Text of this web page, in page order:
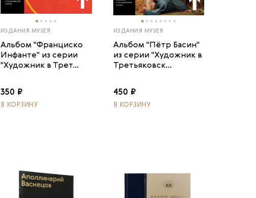
ИЗДАНИЯ МУЗЕЯ
Альбом "Франциско
Инфанте" из серии
"Художник в Трет...
350 ₽
В КОРЗИНУ
ИЗДАНИЯ МУЗЕЯ
Альбом "Пётр Басин"
из серии "Художник в
Третьяковск...
450 ₽
В КОРЗИНУ